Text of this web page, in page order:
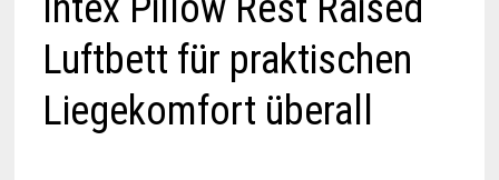
Luftbett für praktischen
Liegekomfort überall